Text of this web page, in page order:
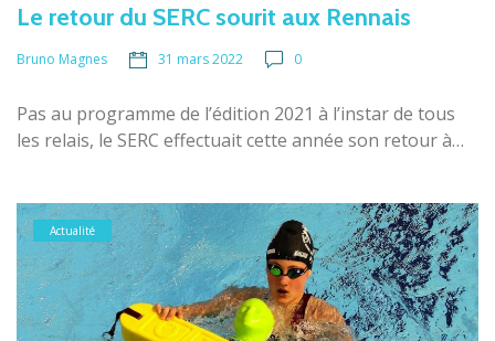
Le retour du SERC sourit aux Rennais
Bruno Magnes 31 mars 2022 0
Pas au programme de l’édition 2021 à l’instar de tous
les relais, le SERC effectuait cette année son retour à…
Actualité